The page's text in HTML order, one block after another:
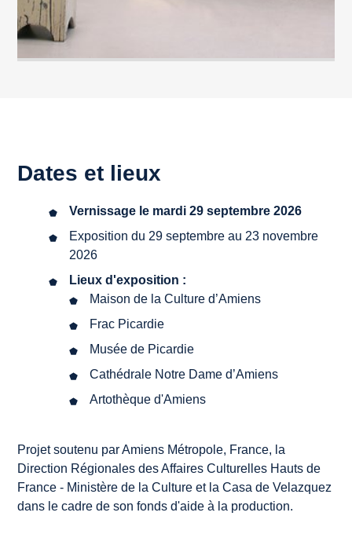
Dates et lieux
Vernissage le mardi 29 septembre 2026
Exposition du 29 septembre au 23 novembre
2026
Lieux d'exposition :
Maison de la Culture d’Amiens
Frac Picardie
Musée de Picardie
Cathédrale Notre Dame d’Amiens
Artothèque d'Amiens
Projet soutenu par Amiens Métropole, France, la
Direction Régionales des Affaires Culturelles Hauts de
France - Ministère de la Culture et la Casa de Velazquez
dans le cadre de son fonds d'aide à la production.